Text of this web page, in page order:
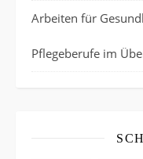
Arbeiten für
Pflegeberufe im